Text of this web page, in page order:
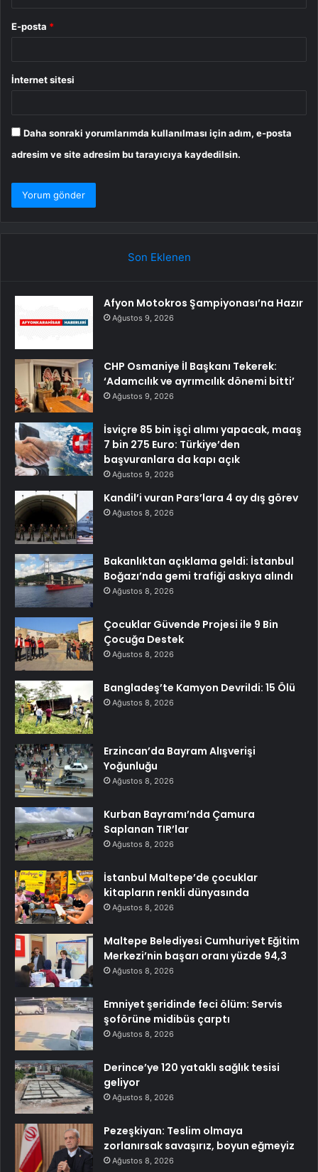
E-posta *
İnternet sitesi
Daha sonraki yorumlarımda kullanılması için adım, e-posta
adresim ve site adresim bu tarayıcıya kaydedilsin.
Son Eklenen
Afyon Motokros Şampiyonası’na Hazır
Ağustos 9, 2026
CHP Osmaniye İl Başkanı Tekerek:
‘Adamcılık ve ayrımcılık dönemi bitti’
Ağustos 9, 2026
İsviçre 85 bin işçi alımı yapacak, maaş
7 bin 275 Euro: Türkiye’den
başvuranlara da kapı açık
Ağustos 9, 2026
Kandil’i vuran Pars’lara 4 ay dış görev
Ağustos 8, 2026
Bakanlıktan açıklama geldi: İstanbul
Boğazı’nda gemi trafiği askıya alındı
Ağustos 8, 2026
Çocuklar Güvende Projesi ile 9 Bin
Çocuğa Destek
Ağustos 8, 2026
Bangladeş’te Kamyon Devrildi: 15 Ölü
Ağustos 8, 2026
Erzincan’da Bayram Alışverişi
Yoğunluğu
Ağustos 8, 2026
Kurban Bayramı’nda Çamura
Saplanan TIR’lar
Ağustos 8, 2026
İstanbul Maltepe’de çocuklar
kitapların renkli dünyasında
Ağustos 8, 2026
Maltepe Belediyesi Cumhuriyet Eğitim
Merkezi’nin başarı oranı yüzde 94,3
Ağustos 8, 2026
Emniyet şeridinde feci ölüm: Servis
şoförüne midibüs çarptı
Ağustos 8, 2026
Derince’ye 120 yataklı sağlık tesisi
geliyor
Ağustos 8, 2026
Pezeşkiyan: Teslim olmaya
zorlanırsak savaşırız, boyun eğmeyiz
Ağustos 8, 2026